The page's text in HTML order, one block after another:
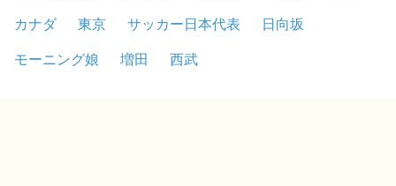
カナダ
東京 サッカー日本代表
日向坂
モーニング娘
増田 西武